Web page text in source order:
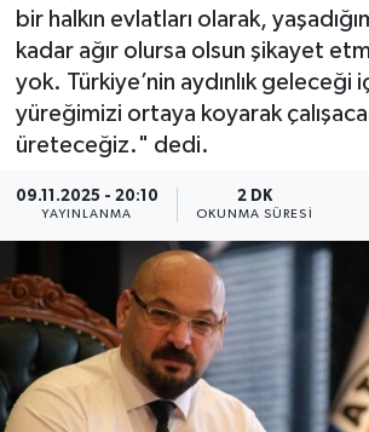
bir halkın evlatları olarak,
kadar ağır olursa olsun şikayet
yok. Türkiye’nin aydınlık geleceği
yüreğimizi ortaya koyarak
üreteceğiz." dedi.
09.11.2025 - 20:10
YAYINLANMA
2 DK
OKUNMA SÜRESI